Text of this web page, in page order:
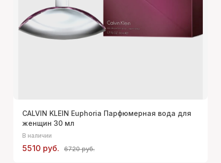
CALVIN KLEIN Euphoria Парфюмерная вода для
женщин 30 мл
В наличии
5510 руб. 6720 руб.